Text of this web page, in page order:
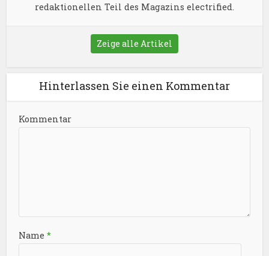
redaktionellen Teil des Magazins electrified.
Zeige alle Artikel
Hinterlassen Sie einen Kommentar
Kommentar
Name*